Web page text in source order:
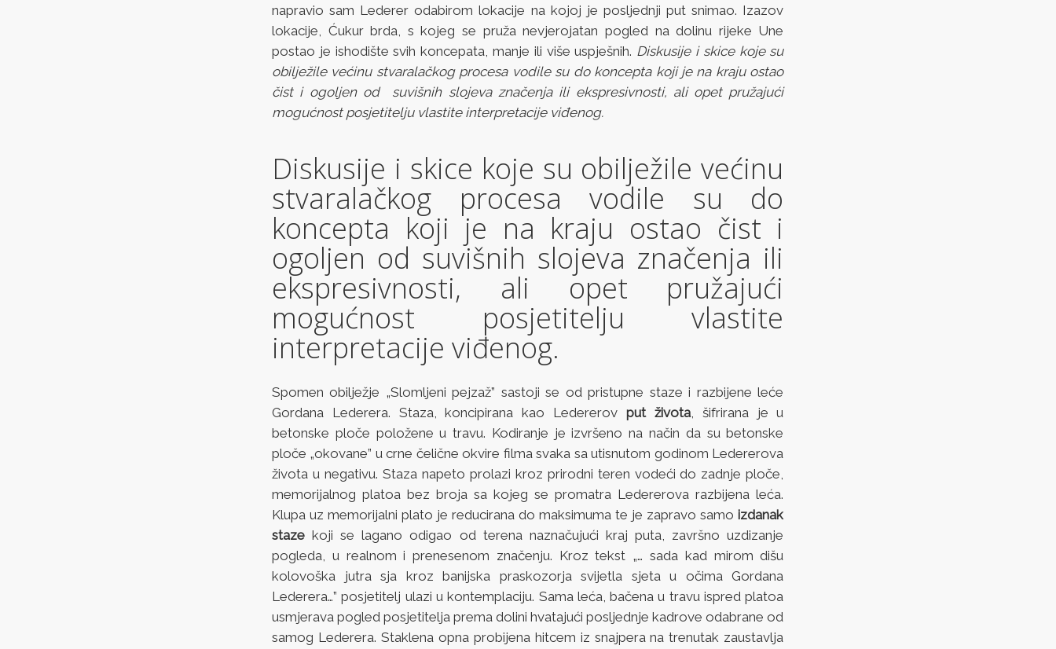
napravio sam Lederer odabirom lokacije na kojoj je posljednji put snimao. Izazov
lokacije, Ćukur brda, s kojeg se pruža nevjerojatan pogled na dolinu rijeke Une
postao je ishodište svih koncepata, manje ili više uspješnih. Diskusije i skice koje su
obilježile većinu stvaralačkog procesa vodile su do koncepta koji je na kraju ostao
čist i ogoljen od suvišnih slojeva značenja ili ekspresivnosti, ali opet pružajući
mogućnost posjetitelju vlastite interpretacije viđenog.
Diskusije i skice koje su obilježile većinu
stvaralačkog procesa vodile su do
koncepta koji je na kraju ostao čist i
ogoljen od suvišnih slojeva značenja ili
ekspresivnosti, ali opet pružajući
mogućnost posjetitelju vlastite
interpretacije viđenog.
Spomen obilježje „Slomljeni pejzaž” sastoji se od pristupne staze i razbijene leće
Gordana Lederera. Staza, koncipirana kao Ledererov put života, šifrirana je u
betonske ploče položene u travu. Kodiranje je izvršeno na način da su betonske
ploče „okovane” u crne čelične okvire filma svaka sa utisnutom godinom Ledererova
života u negativu. Staza napeto prolazi kroz prirodni teren vodeći do zadnje ploče,
memorijalnog platoa bez broja sa kojeg se promatra Ledererova razbijena leća.
Klupa uz memorijalni plato je reducirana do maksimuma te je zapravo samo izdanak
stazekoji se lagano odigao od terena naznačujući kraj puta, završno uzdizanje
pogleda, u realnom i prenesenom značenju. Kroz tekst „… sada kad mirom dišu
kolovoška jutra sja kroz banijska praskozorja svijetla sjeta u očima Gordana
Lederera…” posjetitelj ulazi u kontemplaciju. Sama leća, bačena u travu ispred platoa
usmjerava pogled posjetitelja prema dolini hvatajući posljednje kadrove odabrane od
samog Lederera. Staklena opna probijena hitcem iz snajpera na trenutak zaustavlja